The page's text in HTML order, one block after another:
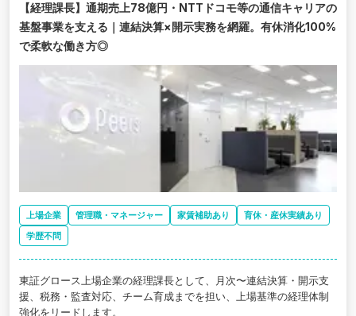
【経理課長】通期売上78億円・NTTドコモ等の通信キャリアの
基盤事業を支える｜連結決算×開示実務を網羅。有休消化100%
で柔軟な働き方◎
上場企業 管理職・マネージャー 家賃補助あり
育休・産休実績あり
学歴不問
東証グロース上場企業の経理課長として、月次〜連結決算・開示支
援、税務・監査対応、チーム育成までを担い、上場基準の経理体制
強化をリードします。